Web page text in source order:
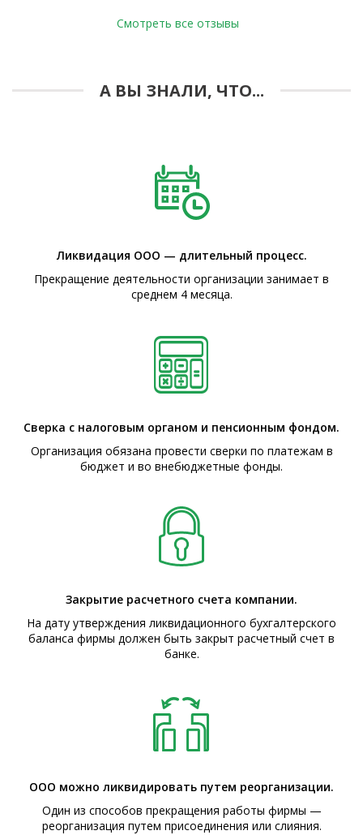
Смотреть все отзывы
А ВЫ ЗНАЛИ, ЧТО...
Ликвидация ООО — длительный процесс.
Прекращение деятельности организации занимает в
среднем 4 месяца.
Сверка с налоговым органом и пенсионным фондом.
Организация обязана провести сверки по платежам в
бюджет и во внебюджетные фонды.
Закрытие расчетного счета компании.
На дату утверждения ликвидационного бухгалтерского
баланса фирмы должен быть закрыт расчетный счет в
банке.
ООО можно ликвидировать путем реорганизации.
Один из способов прекращения работы фирмы —
реорганизация путем присоединения или слияния.